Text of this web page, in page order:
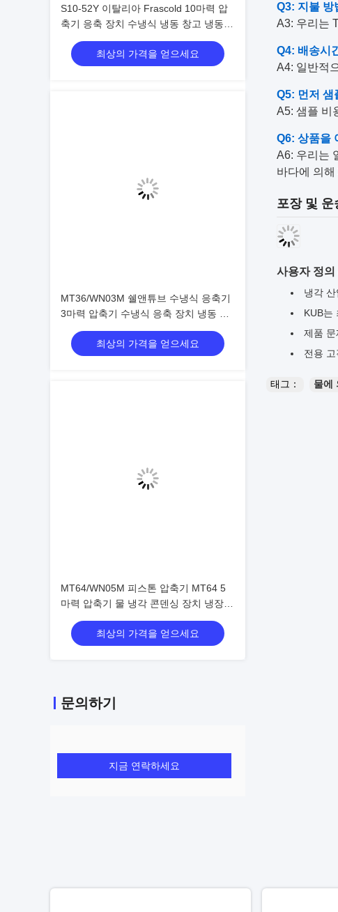
S10-52Y 이탈리아 Frascold 10마력 압
축기 응축 장치 수냉식 냉동 창고 냉동
장치 작동 용이
최상의 가격을 얻으세요
MT36/WN03M 쉘앤튜브 수냉식 응축기
3마력 압축기 수냉식 응축 장치 냉동 창
고 냉동 장치
최상의 가격을 얻으세요
MT64/WN05M 피스톤 압축기 MT64 5
마력 압축기 물 냉각 콘덴싱 장치 냉장
보관 냉장 장치 조작 용이
최상의 가격을 얻으세요
문의하기
지금 연락하세요
Q3: 지불 방
A3: 우리는
Q4: 배송시
A4: 일반적
Q5: 먼저 샘
A5: 샘플 비
Q6: 상품을
A6: 우리는
바다에 의
포장 및 운
사용자 정
냉각
KUB는
제품
전용 고
태그： 물에